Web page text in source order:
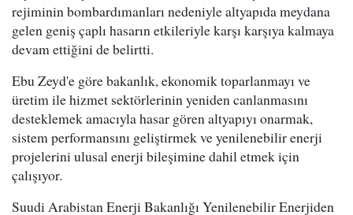
rejiminin bombardımanları nedeniyle altyapıda meydana
gelen geniş çaplı hasarın etkileriyle karşı karşıya kalmaya
devam ettiğini de belirtti.
Ebu Zeyd'e göre bakanlık, ekonomik toparlanmayı ve
üretim ile hizmet sektörlerinin yeniden canlanmasını
desteklemek amacıyla hasar gören altyapıyı onarmak,
sistem performansını geliştirmek ve yenilenebilir enerji
projelerini ulusal enerji bileşimine dahil etmek için
çalışıyor.
Suudi Arabistan Enerji Bakanlığı Yenilenebilir Enerjiden